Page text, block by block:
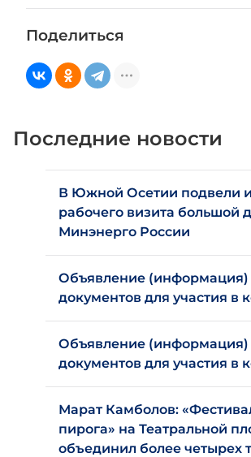
Поделиться
Последние новости
В Южной Осетии подвели
рабочего визита большой
Минэнерго России
Объявление
документов для участия в
Объявление
документов для участия в
Марат Камболов:
пирога» на Театральной
объединил более четырех